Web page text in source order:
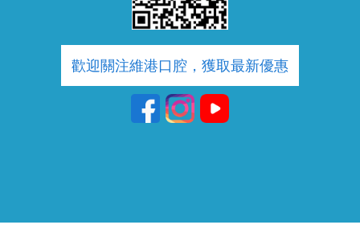
歡迎關注維港口腔，獲取最新優惠